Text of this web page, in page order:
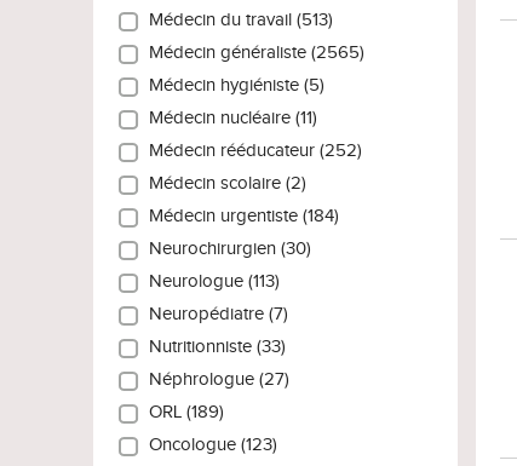
Médecin du travail (513)
Médecin généraliste (2565)
Médecin hygiéniste (5)
Médecin nucléaire (11)
Médecin rééducateur (252)
Médecin scolaire (2)
Médecin urgentiste (184)
Neurochirurgien (30)
Neurologue (113)
Neuropédiatre (7)
Nutritionniste (33)
Néphrologue (27)
ORL (189)
Oncologue (123)